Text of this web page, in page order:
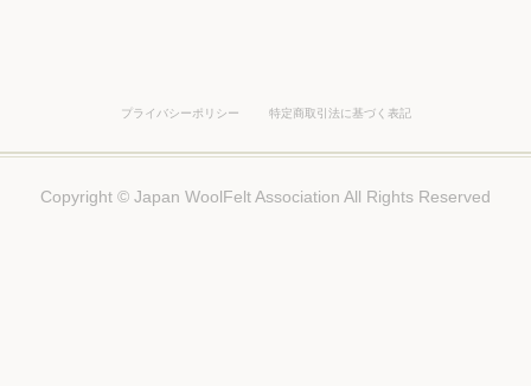
プライバシーポリシー 特定商取引法に基づく表記
Copyright © Japan WoolFelt Association All Rights Reserved